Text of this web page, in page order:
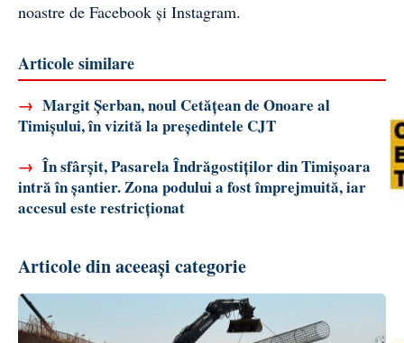
noastre de Facebook și Instagram.
Articole similare
→ Margit Șerban, noul Cetățean de Onoare al
Timișului, în vizită la președintele CJT
→ În sfârșit, Pasarela Îndrăgostiților din Timișoara
intră în șantier. Zona podului a fost împrejmuită, iar
accesul este restricționat
Articole din aceeași categorie